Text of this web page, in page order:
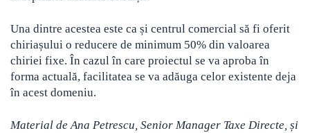
Una dintre acestea este ca și centrul comercial să fi oferit
chiriașului o reducere de minimum 50% din valoarea
chiriei fixe. În cazul în care proiectul se va aproba în
forma actuală, facilitatea se va adăuga celor existente deja
în acest domeniu.
Material de Ana Petrescu, Senior Manager Taxe Directe, și